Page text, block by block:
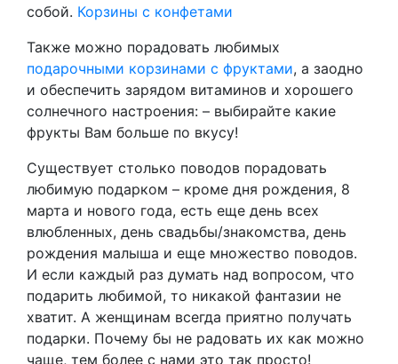
собой. Корзины с конфетами
Также можно порадовать любимых
подарочными корзинами с фруктами, а заодно
и обеспечить зарядом витаминов и хорошего
солнечного настроения: – выбирайте какие
фрукты Вам больше по вкусу!
Существует столько поводов порадовать
любимую подарком – кроме дня рождения, 8
марта и нового года, есть еще день всех
влюбленных, день свадьбы/знакомства, день
рождения малыша и еще множество поводов.
И если каждый раз думать над вопросом, что
подарить любимой, то никакой фантазии не
хватит. А женщинам всегда приятно получать
подарки. Почему бы не радовать их как можно
чаще, тем более с нами это так просто!